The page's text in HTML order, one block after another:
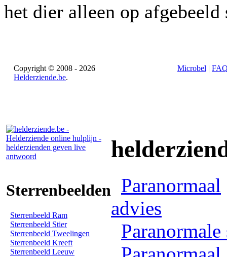
het dier alleen op afgebeeld
Copyright © 2008 - 2026
Helderziende.be.
Microbel |
Sterrenbeelden
Sterrenbeeld Ram
Sterrenbeeld Stier
Sterrenbeeld Tweelingen
Sterrenbeeld Kreeft
Sterrenbeeld Leeuw
Paranormaal
advies
Paranormale